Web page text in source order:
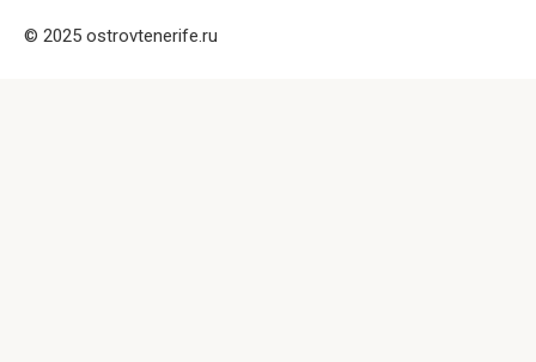
© 2025 ostrovtenerife.ru